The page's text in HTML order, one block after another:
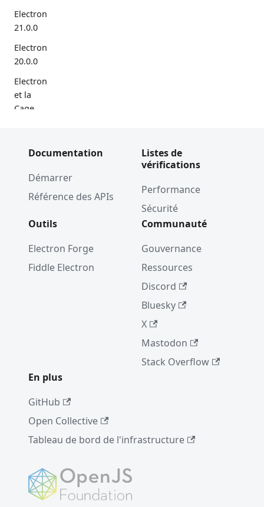
Electron
21.0.0
Electron
20.0.0
Electron
et la
Cage
Electron
Bucket
Electron
18.0.0
17.0.0
2021
Avis
cence de
Electron
16.0.0
Documentation
Démarrer
Référence des APIs
Listes de
vérifications
Performance
Sécurité
Outils
Electron Forge
Fiddle Electron
Communauté
Gouvernance
Ressources
Discord
Bluesky
X
Mastodon
Stack Overflow
En plus
GitHub
Open Collective
Tableau de bord de l'infrastructure